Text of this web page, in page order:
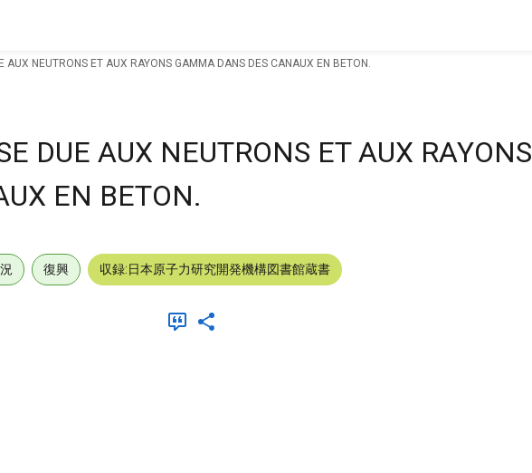
AUX NEUTRONS ET AUX RAYONS GAMMA DANS DES CANAUX EN BETON.
DUE AUX NEUTRONS ET AUX RAYONS
EN BETON.
復興 収録:日本原子力研究開発機構図書館蔵書